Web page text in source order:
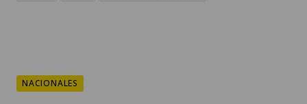
NACIONALES